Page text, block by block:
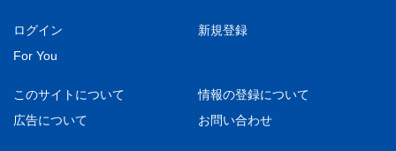
ログイン
新規登録
For You
このサイトについて
情報の登録について
広告について
お問い合わせ